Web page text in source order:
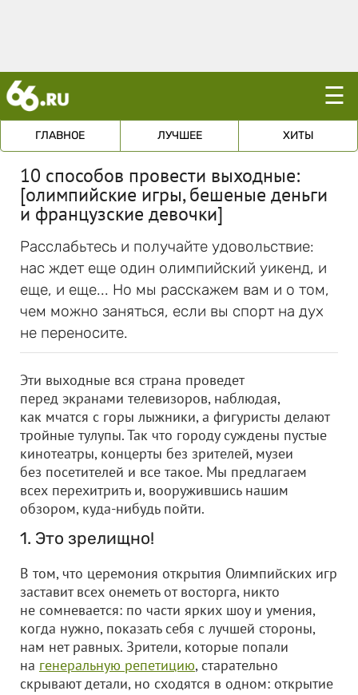
☰
ГЛАВНОЕ ЛУЧШЕЕ ХИТЫ
10 способов провести выходные:
[олимпийские игры, бешеные деньги
и французские девочки]
Расслабьтесь и получайте удовольствие:
нас ждет еще один олимпийский уикенд, и
еще, и еще... Но мы расскажем вам и о том,
чем можно заняться, если вы спорт на дух
не переносите.
Эти выходные вся страна проведет
перед экранами телевизоров, наблюдая,
как мчатся с горы лыжники, а фигуристы делают
тройные тулупы. Так что городу суждены пустые
кинотеатры, концерты без зрителей, музеи
без посетителей и все такое. Мы предлагаем
всех перехитрить и, вооружившись нашим
обзором, куда-нибудь пойти.
1. Это зрелищно!
В том, что церемония открытия Олимпийских игр
заставит всех онеметь от восторга, никто
не сомневается: по части ярких шоу и умения,
когда нужно, показать себя с лучшей стороны,
нам нет равных. Зрители, которые попали
на генеральную репетицию, старательно
скрывают детали, но сходятся в одном: открытие